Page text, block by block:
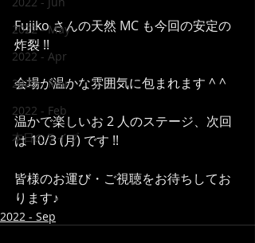
2022 - May
2022 - Apr
2022 - Mar
2022 - Feb
本日のライブ
Fujiko さんの天然 MC も今回の安定の
炸裂 !!
会場が温かな雰囲気に包まれます ^ ^
温かで楽しいお 2 人のステージ、次回
は 10/3 (月) です !!
皆様のお運び・ご視聴をお待ちしてお
ります♪
2022 - Sep